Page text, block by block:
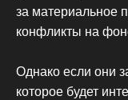
за материальное
конфликты на
Однако если они
которое будет